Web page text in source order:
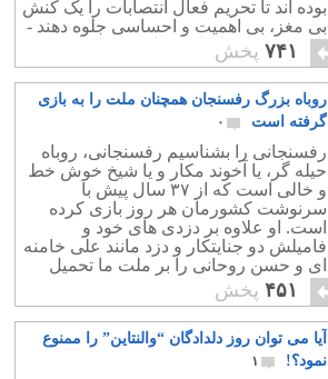
بوده اند تا تحریم فعال انتصابات را یک کنش
بی مغز، بی اهمیت و احساسی جلوه دهند -
بلکه پیام هایی اساسی دارد.
۷۴۱ پخش
روباه بزرگ رفسنجان همچنان ملت را به بازی
گرفته است
۰
رفسنجانی را بشناسیم رفسنجانی، روباه
حیله گر، یا آخوند مکار و یا شیخ خوش خط
و خالی است که از ۳۷ سال پیش با
سرنوشت کشورمان هر روز بازی کرده
است. او علاوه بر دزدی های خود و
فامیلش دو جنایتکار و دزد مانند علی خامنه
ای و حسن روحانی را بر ملت ما تحمیل
کرده است.
۴۵۱ پخش
آیا می توان روز دلدادگان “والنتاین” را ممنوع
نمود؟!
۱